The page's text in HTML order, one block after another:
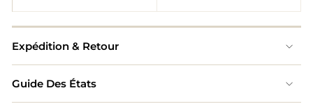
Expédition & Retour
Guide Des États